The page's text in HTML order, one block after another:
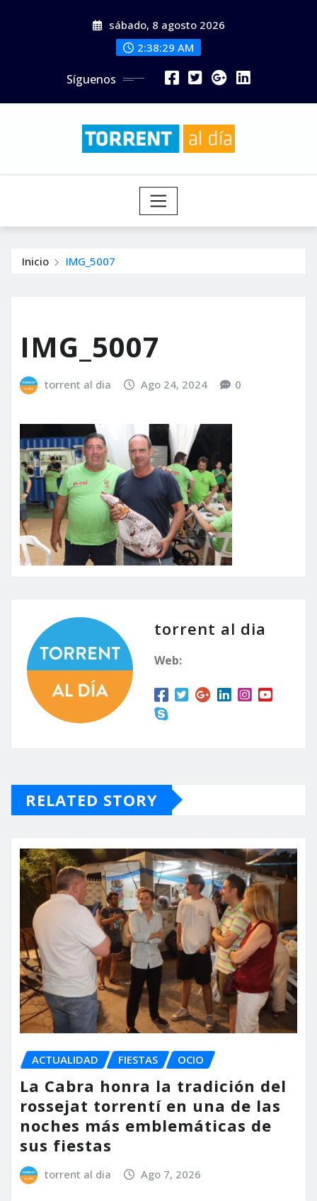
sábado, 8 agosto 2026
2:38:31 AM
Síguenos
Inicio IMG_5007
IMG_5007
torrent al dia Ago 24, 2024 0
torrent al dia
Web:
RELATED STORY
ACTUALIDAD FIESTAS OCIO
La Cabra honra la tradición del
rossejat torrentí en una de las
noches más emblemáticas de
sus fiestas
torrent al dia Ago 7, 2026